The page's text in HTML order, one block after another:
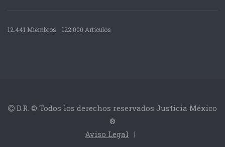
12.441 Miembros 122.000 Articulos
D.R. © Todos los derechos reservados Justicia México
®
Aviso Legal |